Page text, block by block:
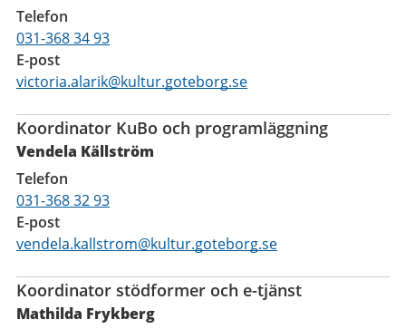
Telefon
031-368 34 93
E-post
victoria.alarik@kultur.goteborg.se
Koordinator KuBo och programläggning
Vendela Källström
Telefon
031-368 32 93
E-post
vendela.kallstrom@kultur.goteborg.se
Koordinator stödformer och e-tjänst
Mathilda Frykberg